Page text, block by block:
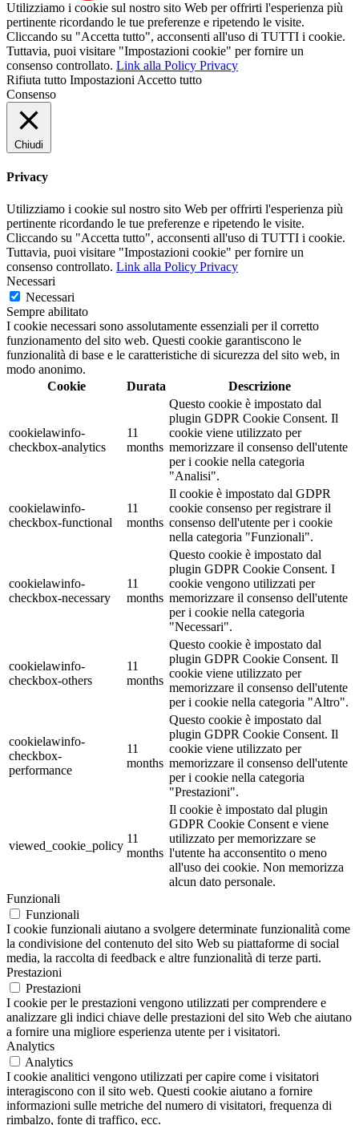
Utilizziamo i cookie sul nostro sito Web per offrirti l'esperienza più
pertinente ricordando le tue preferenze e ripetendo le visite.
Cliccando su "Accetta tutto", acconsenti all'uso di TUTTI i cookie.
Tuttavia, puoi visitare "Impostazioni cookie" per fornire un
consenso controllato. Link alla Policy Privacy
Rifiuta tutto Impostazioni Accetto tutto
Consenso
Chiudi
Privacy
Utilizziamo i cookie sul nostro sito Web per offrirti l'esperienza più
pertinente ricordando le tue preferenze e ripetendo le visite.
Cliccando su "Accetta tutto", acconsenti all'uso di TUTTI i cookie.
Tuttavia, puoi visitare "Impostazioni cookie" per fornire un
consenso controllato. Link alla Policy Privacy
Necessari
Necessari
Sempre abilitato
I cookie necessari sono assolutamente essenziali per il corretto
funzionamento del sito web. Questi cookie garantiscono le
funzionalità di base e le caratteristiche di sicurezza del sito web, in
modo anonimo.
Cookie
Durata Descrizione
cookielawinfo-
checkbox-analytics
11
months
Questo cookie è impostato dal
plugin GDPR Cookie Consent. Il
cookie viene utilizzato per
memorizzare il consenso dell'utente
per i cookie nella categoria
"Analisi".
cookielawinfo-
checkbox-functional
11
months
Il cookie è impostato dal GDPR
cookie consenso per registrare il
consenso dell'utente per i cookie
nella categoria "Funzionali".
cookielawinfo-
checkbox-necessary
11
months
Questo cookie è impostato dal
plugin GDPR Cookie Consent. I
cookie vengono utilizzati per
memorizzare il consenso dell'utente
per i cookie nella categoria
"Necessari".
cookielawinfo-
checkbox-others
11
months
Questo cookie è impostato dal
plugin GDPR Cookie Consent. Il
cookie viene utilizzato per
memorizzare il consenso dell'utente
per i cookie nella categoria "Altro".
cookielawinfo-
checkbox-
performance
11
months
Questo cookie è impostato dal
plugin GDPR Cookie Consent. Il
cookie viene utilizzato per
memorizzare il consenso dell'utente
per i cookie nella categoria
"Prestazioni".
viewed_cookie_policy
11
months
Il cookie è impostato dal plugin
GDPR Cookie Consent e viene
utilizzato per memorizzare se
l'utente ha acconsentito o meno
all'uso dei cookie. Non memorizza
alcun dato personale.
Funzionali
Funzionali
I cookie funzionali aiutano a svolgere determinate funzionalità come
la condivisione del contenuto del sito Web su piattaforme di social
media, la raccolta di feedback e altre funzionalità di terze parti.
Prestazioni
Prestazioni
I cookie per le prestazioni vengono utilizzati per comprendere e
analizzare gli indici chiave delle prestazioni del sito Web che aiutano
a fornire una migliore esperienza utente per i visitatori.
Analytics
Analytics
I cookie analitici vengono utilizzati per capire come i visitatori
interagiscono con il sito web. Questi cookie aiutano a fornire
informazioni sulle metriche del numero di visitatori, frequenza di
rimbalzo, fonte di traffico, ecc.